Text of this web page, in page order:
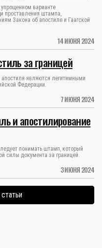
14 ИЮНЯ 2024
варианте
проставления штампа,
Закона об апостиле и Гаагской
7 ИЮНЯ 2024
за границей
являются легитимными
Федерации.
3 ИЮНЯ 2024
и апостилирование
понимать штамп, который
силы документа за границей.